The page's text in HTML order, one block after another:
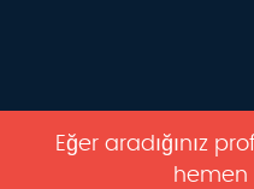
Eğer aradığınız
hemen